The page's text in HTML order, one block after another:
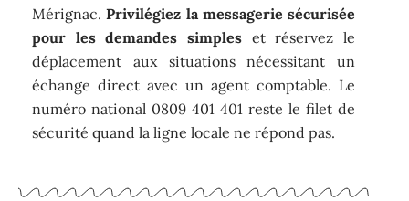
Mérignac.Privilégiez la messagerie sécurisée
pour les demandes simples et réservez le
déplacement aux situations nécessitant un
échange direct avec un agent comptable. Le
numéro national 0809 401 401 reste le filet de
sécurité quand la ligne locale ne répond pas.